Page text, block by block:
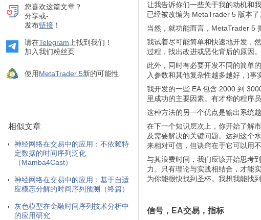
您喜欢这篇文章？
分享或-
发布链接 ！
请在Telegram 上找到我们！
加入我们粉丝页
使用MetaTrader 5新的可能性
相似文章
神经网络在交易中的应用：不依赖特
定数据的时间序列泛化
（Mamba4Cast）
神经网络在交易中的应用：基于自适
应模态分解的时间序列预测（终篇）
灰色模型在金融时间序列技术分析中
的应用研究
让我告诉你们一些关于我的动机和
已经被改编为 MetaTrader 5 版本了
当然，就功能而言，MetaTrader 5
我试着尽可能简单和快速地开发，
过程，找出改进或恶化背后的原因。
此外，同时有必要开发不同的简单
入参数和其他复杂性越多越好，)事
我开发的一些 EA 包含 2000 到
里成功的主要因素。有才华的程序
这种方法的另一个优点是输出系统
在下一个知识层次上，你开始了解
及需要解决的关键问题。达到这个
来相对可信，但诀窍在于它可以用
与其浪费时间，我们应该开始思考
力。只有理论与实践相结合，才能
为你能很快找到圣杯。我想我能找
信号，EA交易，指标